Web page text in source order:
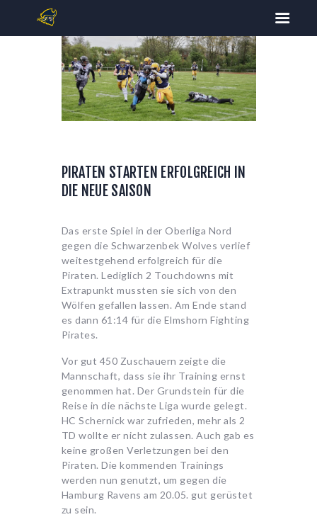
START
CHEERLEADING
SPIELPLAN
KONTAKT
PIRATEN STARTEN ERFOLGREICH IN
DIE NEUE SAISON
Das erste Spiel in der Oberliga Nord
gegen die Schwarzenbek Wolves verlief
weitestgehend erfolgreich für die
Piraten. Lediglich 2 Touchdowns mit
Extrapunkt mussten sie sich von den
Wölfen gefallen lassen. Am Ende stand
es dann 61:14 für die Elmshorn Fighting
Pirates.
Vor gut 450 Zuschauern zeigte die
Mannschaft, dass sie ihr Training ernst
genommen hat. Der Grundstein für die
Reise in die nächste Liga wurde gelegt.
HC Schernick war zufrieden, mehr als 2
TD wollte er nicht zulassen. Auch gab es
keine großen Verletzungen bei den
Piraten. Die kommenden Trainings
werden nun genutzt, um gegen die
Hamburg Ravens am 20.05. gut gerüstet
zu sein.